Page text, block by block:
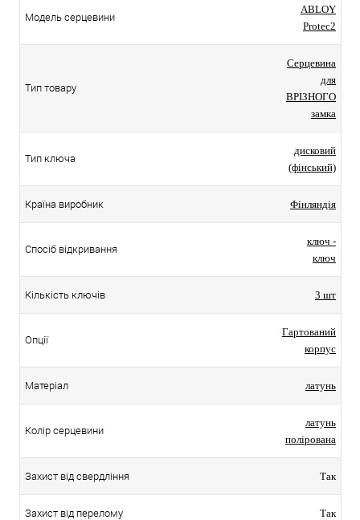
Модель серцевини
ABLOY
Protec2
Тип товару
Серцевина
для
ВРІЗНОГО
замка
Тип ключа
дисковий
(фінський)
Країна виробник Фінляндія
Спосіб відкривання
ключ -
ключ
Кількість ключів 3 шт
Опції
Гартований
корпус
Матеріал латунь
Колір серцевини
латунь
полірована
Захист від свердління Так
Захист від перелому Так